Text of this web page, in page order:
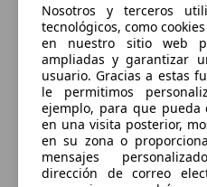
Nosotros y terceros
tecnológicos, como
en nuestro sitio web
ampliadas y garantizar
usuario. Gracias a estas
le permitimos
ejemplo, para que pueda
en una visita posterior,
en su zona o
mensajes
dirección de correo